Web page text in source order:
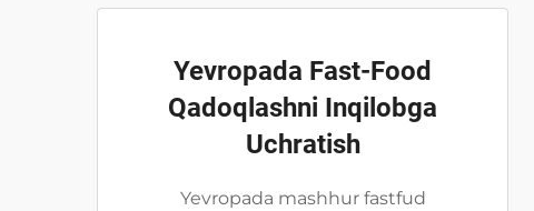
Yevropada Fast-Food
Qadoqlashni Inqilobga
Uchratish
Yevropada mashhur fastfud